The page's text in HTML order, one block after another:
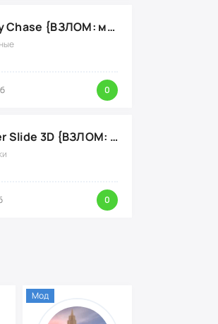
Drifty Chase {ВЗЛОМ: много денег}
0
Water Slide 3D {ВЗЛОМ: на деньги}
0
Мод